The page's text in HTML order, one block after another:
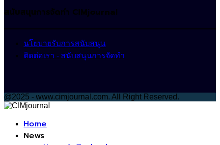
สนับสนุนการจัดทำ CIMjournal
นโยบายรับการสนับสนุน
ติดต่อเรา - สนับสนุนการจัดทำ
@2025 - www.cimjournal.com. All Right Reserved.
Home
News